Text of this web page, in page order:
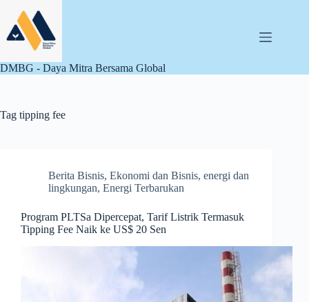
content
DMBG - Daya Mitra Bersama Global
Tag tipping fee
Berita Bisnis, Ekonomi dan Bisnis, energi dan
lingkungan, Energi Terbarukan
Program PLTSa Dipercepat, Tarif Listrik Termasuk
Tipping Fee Naik ke US$ 20 Sen